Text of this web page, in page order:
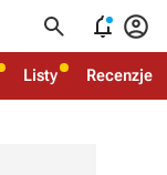
  
Listy Recenzje